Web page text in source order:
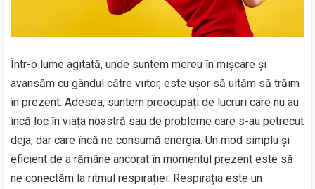
Într-o lume agitată, unde suntem mereu în mișcare și
avansăm cu gândul către viitor, este ușor să uităm să trăim
în prezent. Adesea, suntem preocupați de lucruri care nu au
încă loc în viața noastră sau de probleme care s-au petrecut
deja, dar care încă ne consumă energia. Un mod simplu și
eficient de a rămâne ancorat în momentul prezent este să
ne conectăm la ritmul respirației. Respirația este un